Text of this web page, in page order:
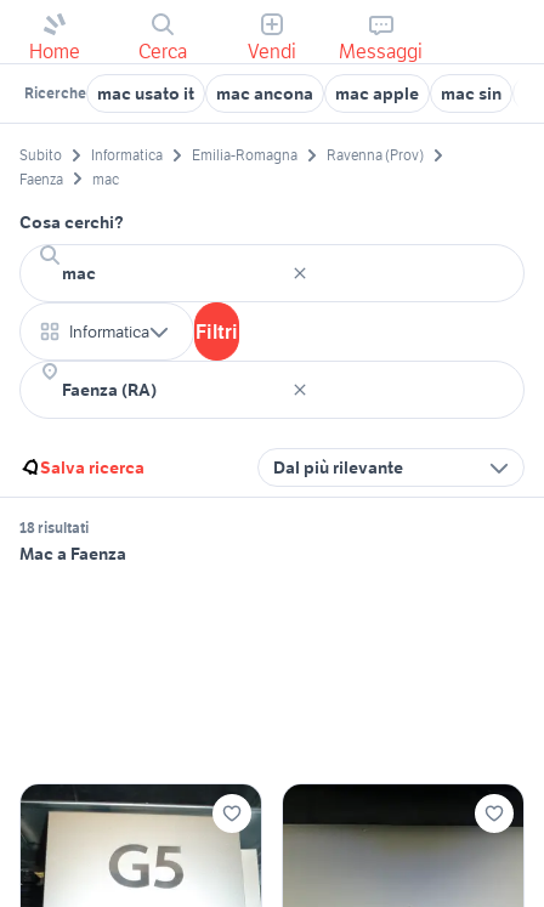
Home Cerca Vendi Messaggi
Ricerche mac usato it mac ancona mac apple mac sin
Subito Informatica Emilia-Romagna
Ravenna (Prov)
Faenza
mac
Cosa cerchi?
Informatica Filtri
Salva ricerca Dal più rilevante
18 risultati
Mac a Faenza